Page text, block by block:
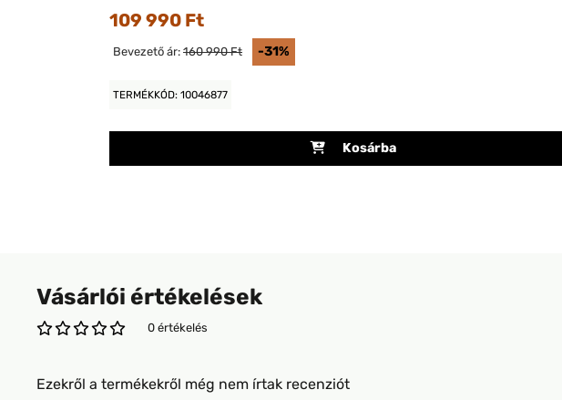
109 990 Ft
Bevezető ár: 160 990 Ft -31%
TERMÉKKÓD: 10046877
Kosárba
Vásárlói értékelések
0 értékelés
Ezekről a termékekről még nem írtak recenziót